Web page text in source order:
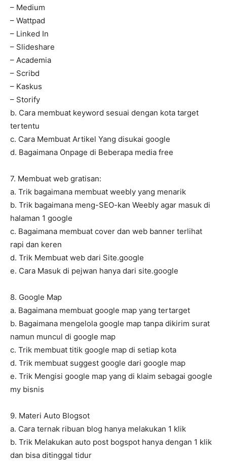
– Medium
– Wattpad
– Linked In
– Slideshare
– Academia
– Scribd
– Kaskus
– Storify
b. Cara membuat keyword sesuai dengan kota target
tertentu
c. Cara Membuat Artikel Yang disukai google
d. Bagaimana Onpage di Beberapa media free
7. Membuat web gratisan:
a. Trik bagaimana membuat weebly yang menarik
b. Trik bagaimana meng-SEO-kan Weebly agar masuk di
halaman 1 google
c. Bagaimana membuat cover dan web banner terlihat
rapi dan keren
d. Trik Membuat web dari Site.google
e. Cara Masuk di pejwan hanya dari site.google
8. Google Map
a. Bagaimana membuat google map yang tertarget
b. Bagaimana mengelola google map tanpa dikirim surat
namun muncul di google map
c. Trik membuat titik google map di setiap kota
d. Trik membuat suggest google dari google map
e. Trik Mengisi google map yang di klaim sebagai google
my bisnis
9. Materi Auto Blogsot
a. Cara ternak ribuan blog hanya melakukan 1 klik
b. Trik Melakukan auto post bogspot hanya dengan 1 klik
dan bisa ditinggal tidur